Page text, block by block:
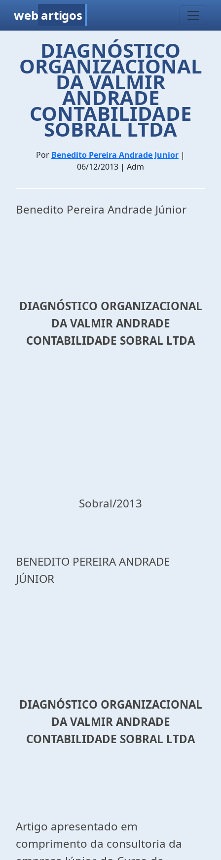
web artigos
DIAGNÓSTICO
ORGANIZACIONAL
DA VALMIR
ANDRADE
CONTABILIDADE
SOBRAL LTDA
Por Benedito Pereira Andrade Junior |
06/12/2013 | Adm
Benedito Pereira Andrade Júnior
DIAGNÓSTICO ORGANIZACIONAL
DA VALMIR ANDRADE
CONTABILIDADE SOBRAL LTDA
Sobral/2013
BENEDITO PEREIRA ANDRADE
JÚNIOR
DIAGNÓSTICO ORGANIZACIONAL
DA VALMIR ANDRADE
CONTABILIDADE SOBRAL LTDA
Artigo apresentado em
comprimento da consultoria da